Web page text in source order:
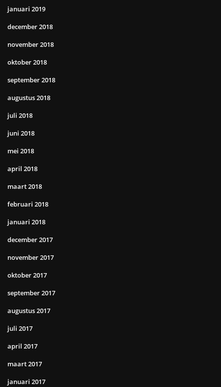
januari 2019
december 2018
november 2018
oktober 2018
september 2018
augustus 2018
juli 2018
juni 2018
mei 2018
april 2018
maart 2018
februari 2018
januari 2018
december 2017
november 2017
oktober 2017
september 2017
augustus 2017
juli 2017
april 2017
maart 2017
januari 2017